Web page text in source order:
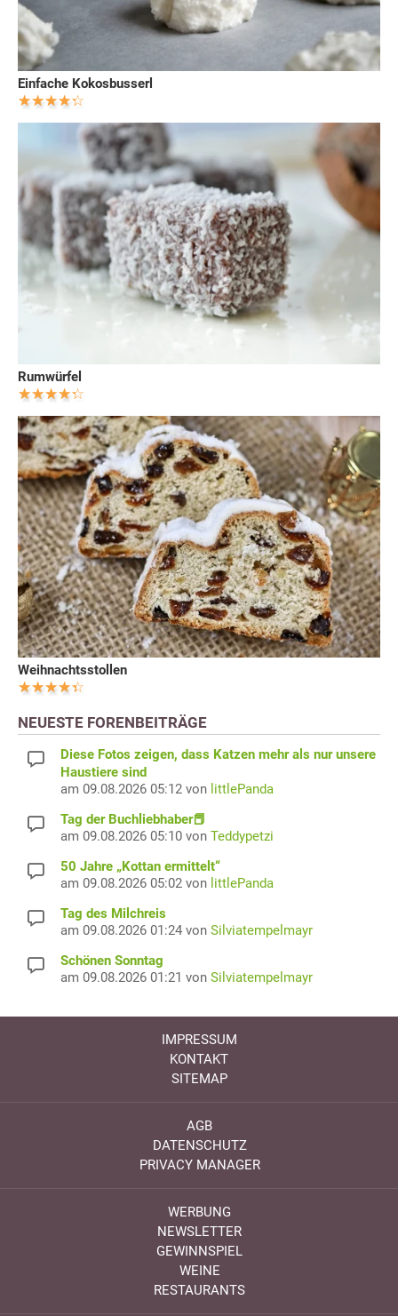
Einfache Kokosbusserl
Rumwürfel
Weihnachtsstollen
NEUESTE FORENBEITRÄGE
Diese Fotos zeigen, dass Katzen mehr als nur unsere
Haustiere sind
am 09.08.2026 05:12 von littlePanda
Tag der Buchliebhaber📕
am 09.08.2026 05:10 von Teddypetzi
50 Jahre „Kottan ermittelt“
am 09.08.2026 05:02 von littlePanda
Tag des Milchreis
am 09.08.2026 01:24 von Silviatempelmayr
Schönen Sonntag
am 09.08.2026 01:21 von Silviatempelmayr
IMPRESSUM
KONTAKT
SITEMAP
AGB
DATENSCHUTZ
PRIVACY MANAGER
WERBUNG
NEWSLETTER
GEWINNSPIEL
WEINE
RESTAURANTS